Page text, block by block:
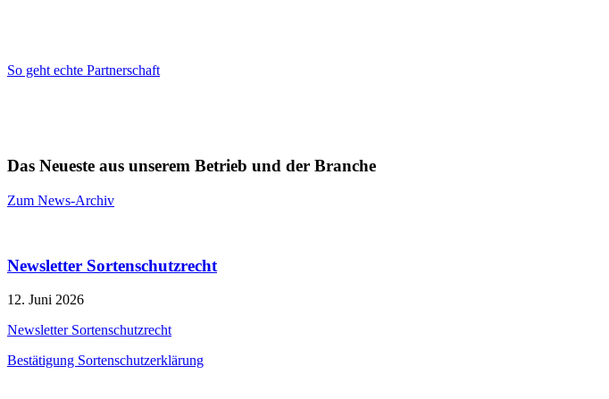
So geht echte Partnerschaft
Das Neueste aus unserem Betrieb und der Branche
Zum News-Archiv
Newsletter Sortenschutzrecht
12. Juni 2026
Newsletter Sortenschutzrecht
Bestätigung Sortenschutzerklärung